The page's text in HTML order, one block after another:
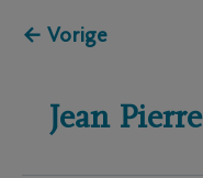
← Vorige
Jean Pierre